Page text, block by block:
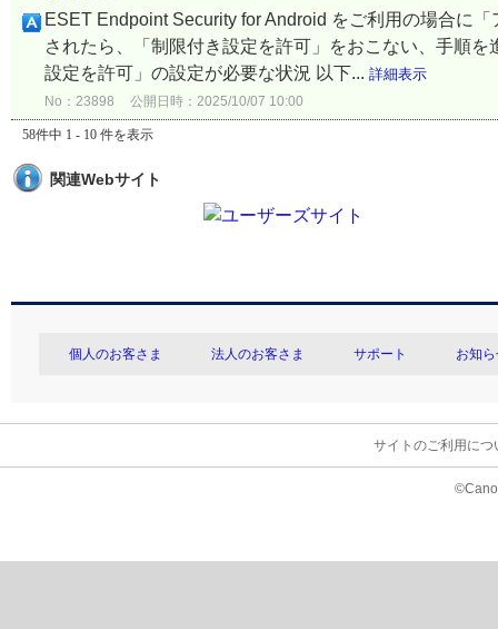
ESET Endpoint Security for Android をご利用の場合に
されたら、「制限付き設定を許可」をおこない、手順
設定を許可」の設定が必要な状況 以下... 詳細表示
No：23898 公開日時：2025/10/07 10:00
58件中 1 - 10 件を表示
関連Webサイト
個人のお客さま 法人のお客さま サポート お知
サイトのご利用につ